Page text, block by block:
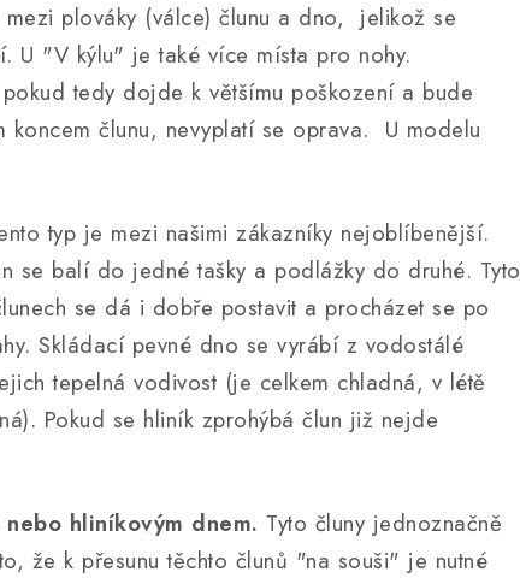
plováky (válce) člunu a dno, jelikož se
U "V kýlu" je také více místa pro nohy.
tedy dojde k většímu poškození a bude
člunu, nevyplatí se oprava. U modelu
typ je mezi našimi zákazníky nejoblíbenější.
se balí do jedné tašky a podlážky do druhé. Tyto
se dá i dobře postavit a procházet se po
Skládací pevné dno se vyrábí z vodostálé
tepelná vodivost (je celkem chladná, v létě
Pokud se hliník zprohýbá člun již nejde
hliníkovým dnem. Tyto čluny jednoznačně
že k přesunu těchto člunů "na souši" je nutné